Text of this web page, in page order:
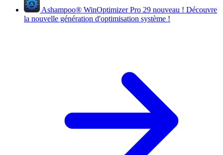
Ashampoo® WinOptimizer Pro 29 nouveau ! Découvre
la nouvelle génération d'optimisation système !